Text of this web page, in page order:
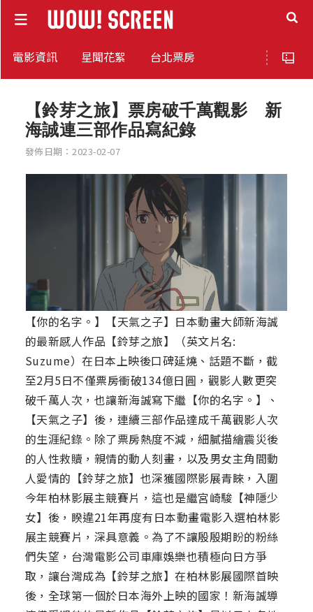
電影資訊 星聞花絮 台北票房
【鈴芽之旅】票房破千萬觀影 新
海誠連三部作品寫紀錄
發佈日期：2023-02-07
【你的名字。】【天氣之子】日本動畫大師新海誠
的最新感人作品【鈴芽之旅】（英文片名:
Suzume）在日本上映後口碑延燒、話題不斷，截
至2月5日不僅票房衝破134億日圓，觀影人數更突
破千萬人次，也讓新海誠寫下繼【你的名字。】、
【天氣之子】後，連續三部作品達成千萬觀影人次
的生涯紀錄。除了票房熱度不減，細膩描繪震災後
的人性救贖，親情的動人刻畫，以及男女主角間動
人愛情的【鈴芽之旅】也深獲國際影展青睞，入圍
今年柏林影展主競賽片，這也是繼宮崎駿【神隱少
女】後，睽違21年再度有日本動畫電影入選柏林影
展主競賽片，深具意義。為了不讓殷殷期盼的粉絲
們失望，台灣電影公司車庫娛樂也積極向日方爭
取，讓台灣成為【鈴芽之旅】在柏林影展國際首映
後，全球第一個於日本海外上映的國家！新海誠導